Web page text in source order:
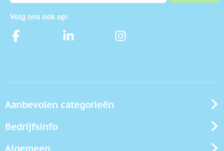
Volg ons ook op:
Aanbevolen categorieën
Bedrijfsinfo